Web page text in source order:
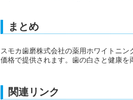
まとめ
スモカ歯磨株式会社の薬用ホワイトニ
価格で提供されます。歯の白さと健康を
関連リンク